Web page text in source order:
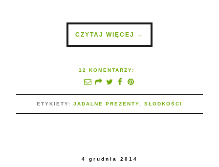
CZYTAJ WIĘCEJ →
12 KOMENTARZY:
ETYKIETY: JADALNE PREZENTY, SŁODKOŚCI
4 grudnia 2014